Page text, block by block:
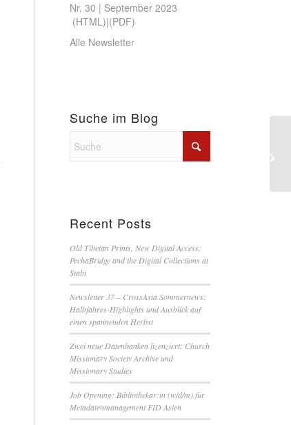
Nr. 30 | September 2023
(HTML)|(PDF)
Alle Newsletter
Suche im Blog
Recent Posts
Old Tibetan Prints, New Digital Access:
PechaBridge and the Digital Collections at
Stabi
Newsletter 37 – CrossAsia Sommernews:
Halbjahres-Highlights und Ausblick auf
einen spannenden Herbst
Zwei neue Datenbanken lizenziert: Church
Missionary Society Archive und
Missionary Studies
Job Opening: Bibliothekar:in (w/d/m) für
Metadatenmanagement FID Asien